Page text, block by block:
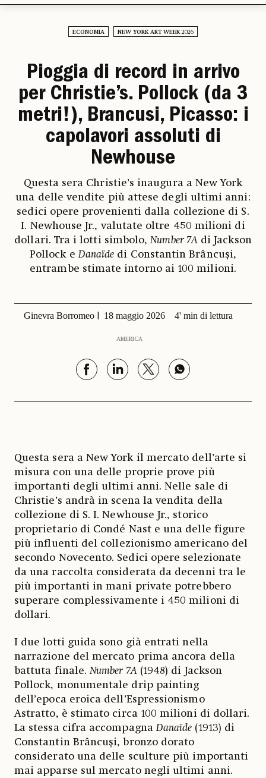
ECONOMIA NEW YORK ART WEEK 2026
Pioggia di record in arrivo
per Christie’s. Pollock (da 3
metri!), Brancusi, Picasso: i
capolavori assoluti di
Newhouse
Questa sera Christie’s inaugura a New York
una delle vendite più attese degli ultimi anni:
sedici opere provenienti dalla collezione di S.
I. Newhouse Jr., valutate oltre 450 milioni di
dollari. Tra i lotti simbolo,Number 7Adi Jackson
Pollock eDanaïde di Constantin Brâncuși,
entrambe stimate intorno ai 100 milioni.
Ginevra Borromeo 18 maggio 2026 4' min di lettura
AMERICA
Questa sera a New York il mercato dell’arte si
misura con una delle proprie prove più
importanti degli ultimi anni. Nelle sale di
Christie’s andrà in scena la vendita della
collezione di S. I. Newhouse Jr., storico
proprietario di Condé Nast e una delle figure
più influenti del collezionismo americano del
secondo Novecento. Sedici opere selezionate
da una raccolta considerata da decenni tra le
più importanti in mani private potrebbero
superare complessivamente i 450 milioni di
dollari.
I due lotti guida sono già entrati nella
narrazione del mercato prima ancora della
battuta finale.Number 7A(1948) di Jackson
Pollock, monumentale drip painting
dell’epoca eroica dell’Espressionismo
Astratto, è stimato circa 100 milioni di dollari.
La stessa cifra accompagnaDanaïde (1913) di
Constantin Brâncuși, bronzo dorato
considerato una delle sculture più importanti
mai apparse sul mercato negli ultimi anni.